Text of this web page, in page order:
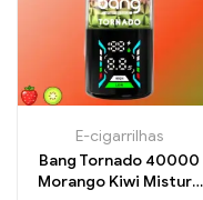
E-cigarrilhas
Bang Tornado 40000
Morango Kiwi Mistura